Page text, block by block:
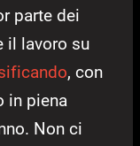
parte dei
il lavoro su
, con
in piena
Non ci